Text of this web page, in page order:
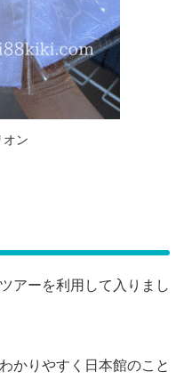
オン
アーを利用して入りまし
かりやすく日本館のこと